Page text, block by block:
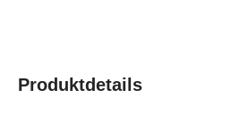
Produktdetails